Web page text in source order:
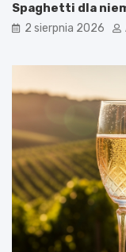
Spaghetti dla
2 sierpnia 2026